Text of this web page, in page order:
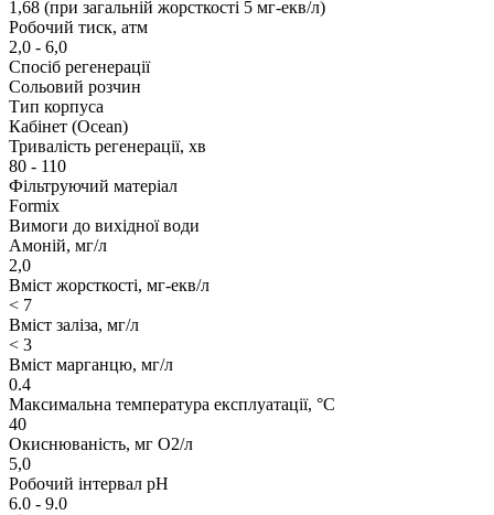
1,68 (при загальній жорсткості 5 мг-екв/л)
Робочий тиск, атм
2,0 - 6,0
Спосіб регенерації
Сольовий розчин
Тип корпуса
Кабінет (Ocean)
Тривалість регенерації, хв
80 - 110
Фільтруючий матеріал
Formix
Вимоги до вихідної води
Амоній, мг/л
2,0
Вміст жорсткості, мг-екв/л
< 7
Вміст заліза, мг/л
< 3
Вміст марганцю, мг/л
0.4
Максимальна температура експлуатації, °С
40
Окиснюваність, мг О2/л
5,0
Робочий інтервал рН
6.0 - 9.0